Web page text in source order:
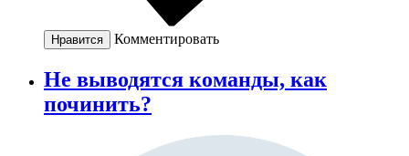
Нравится Комментировать
Не выводятся команды, как
починить?